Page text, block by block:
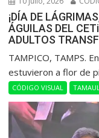
¡DÍA DE
ÁGUILAS DEL
ADULTOS
​TAMPICO, TAMPS.
estuvieron a flor de
CÓDIGO VISUAL